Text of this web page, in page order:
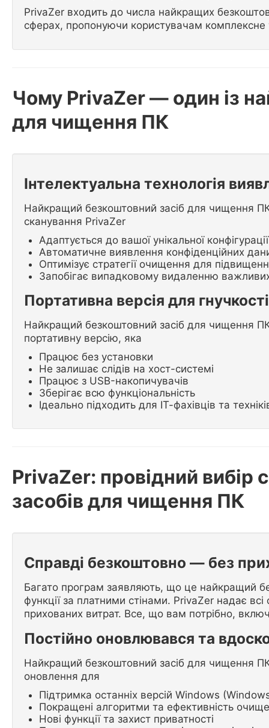
PrivaZer входить до числа найкращих
сферах, пропонуючи користувачам
Чому PrivaZer — один із
для чищення ПК
Інтелектуальна технологія
Найкращий безкоштовний засіб для чищення
сканування PrivaZer
Адаптується до вашої унікальної
Автоматичне виявлення конфіденційних
Оптимізує стратегії очищення для
Запобігає випадковому видаленню
Портативна версія для гнучкості
Найкращий безкоштовний засіб для чищення
портативну версію, яка
Працює без установки
Не залишає слідів на хост-системі
Працює з USB-накопичувачів
Зберігає всю функціональність
Ідеально підходить для ІТ-фахівців та
PrivaZer: провідний
засобів для чищення ПК
Справді безкоштовно — без
Багато програм заявляють, що це найкращий
функції за платними стінами. PrivaZer надає всі
прихованих витрат. Все, що вам потрібно,
Постійно оновлювався та
Найкращий безкоштовний засіб для чищення
оновлення для
Підтримка останніх версій Windows
Покращені алгоритми та ефективність
Нові функції та захист приватності